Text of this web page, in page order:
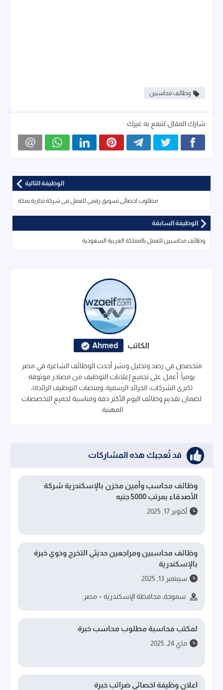
وظائف محاسبين
شارك المقال لتنفع به غيرك
الوظيفة التالية
مطلوب اخصائى تسويق رقمى للعمل فى شركة تجارية بمكة
الوظيفة السابقة
وظائف محاسبين للعمل بالمملكة العربية السعودية
الكاتب Ahmed
متخصص في رصد وتحليل ونشر أحدث الوظائف الشاغرة في مصر
يومياً. أعمل على تجميع إعلانات التوظيف من مصادر موثوقة
(كبرى الشركات، الجرائد الرسمية، ومنصات التوظيف الرائدة)،
لضمان تقديم وظائف اليوم الأكثر دقة ومناسبة لجميع التخصصات
المهنية.
قد تُعجبك هذه المشاركات
وظائف محاسب وأمين مخزن بالإسكندرية شركة
الأصدقاء بمرتب 5000 جنيه
أكتوبر 17, 2025
وظائف محاسبين ومراجعين حديثي التخرج وذوي خبرة
بالإسكندرية
سيبتمبر 13, 2025
سموحة، محافظة الإسكندرية – مصر.
لمكتب محاسبة مطلوب محاسب خبرة
ماي 24, 2025
اعلان وظيفة اخصائي ضرائب خبرة